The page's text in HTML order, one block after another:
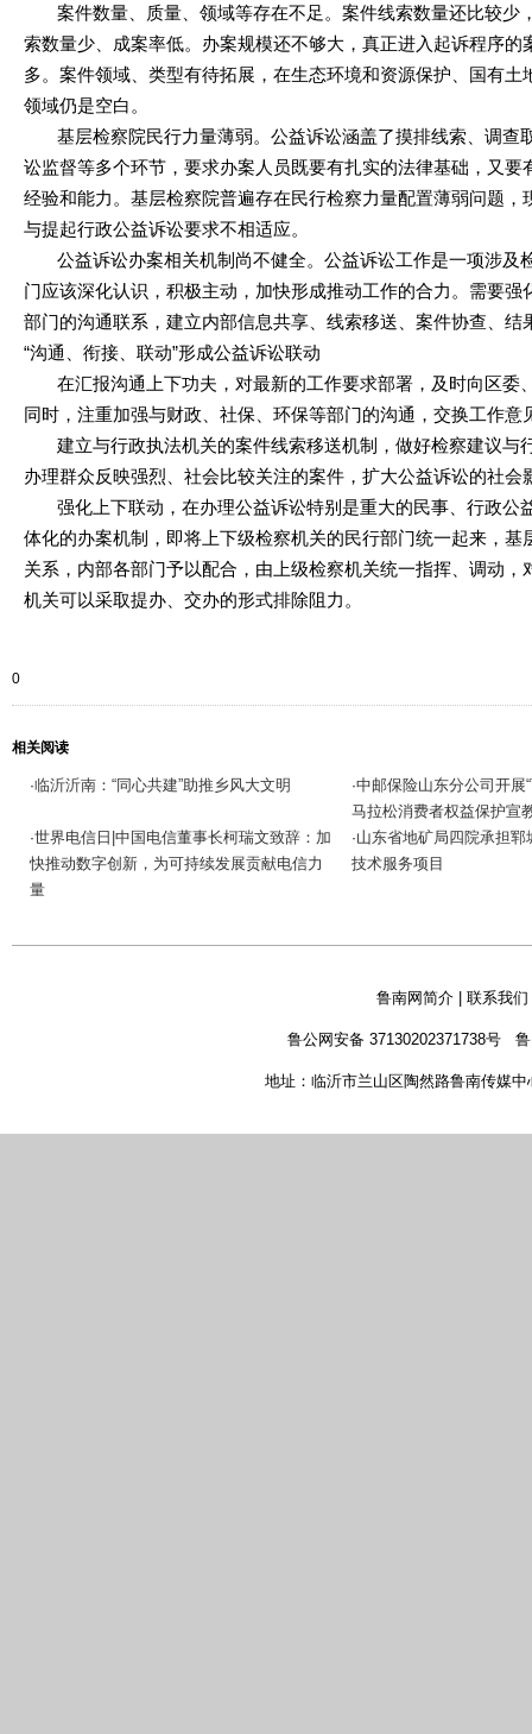
案件数量、质量、领域等存在不足。案件线索数量还比较少
索数量少、成案率低。办案规模还不够大，真正进入起诉程序的
多。案件领域、类型有待拓展，在生态环境和资源保护、国有土
领域仍是空白。
基层检察院民行力量薄弱。公益诉讼涵盖了摸排线索、调查
讼监督等多个环节，要求办案人员既要有扎实的法律基础，又要
经验和能力。基层检察院普遍存在民行检察力量配置薄弱问题，
与提起行政公益诉讼要求不相适应。
公益诉讼办案相关机制尚不健全。公益诉讼工作是一项涉及
门应该深化认识，积极主动，加快形成推动工作的合力。需要强
部门的沟通联系，建立内部信息共享、线索移送、案件协查、结
“沟通、衔接、联动”形成公益诉讼联动
在汇报沟通上下功夫，对最新的工作要求部署，及时向区委
同时，注重加强与财政、社保、环保等部门的沟通，交换工作意
建立与行政执法机关的案件线索移送机制，做好检察建议与
办理群众反映强烈、社会比较关注的案件，扩大公益诉讼的社会
强化上下联动，在办理公益诉讼特别是重大的民事、行政公
体化的办案机制，即将上下级检察机关的民行部门统一起来，基
关系，内部各部门予以配合，由上级检察机关统一指挥、调动，
机关可以采取提办、交办的形式排除阻力。
0
相关阅读
·临沂沂南：“同心共建”助推乡风大文明 ·中邮保险山东分公司开展
马拉松消费者权益保护宣
·世界电信日|中国电信董事长柯瑞文致辞：加
快推动数字创新，为可持续发展贡献电信力
量
·山东省地矿局四院承担
技术服务项目
鲁南网简介| 联系我们
鲁公网安备 37130202371738号
地址：临沂市兰山区陶然路鲁南传媒